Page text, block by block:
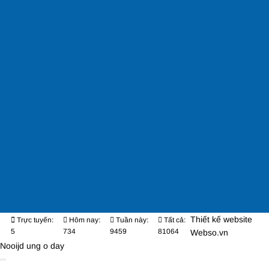
Trực tuyến:
5
Hôm nay:
734
Tuần này:
9459
Tất cả:
81064
Thiết kế website
Webso.vn
Nooijd ung o day